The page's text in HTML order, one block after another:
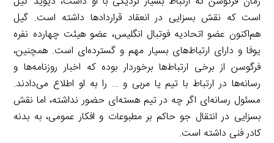
است که نقش بسزایی در انعقاد قراردادها داشته است. گیل
هم‌اکنون عضو اتحادیه فوتبال انگلیس، عضو هیئت چهارده نفره
یوفا و دارای ارتباط‌های بسیار مهم و گسترده‌ای است. همچنین،
فرگوسن از برخی ارتباط‌ها برخوردار بوده که اخبار روزنامه‌ها و
رسانه‌ها در ارتباط با تیم یا مربی و … را به او اطلاع می‌دادند.
مسئول رسانه‌ای اگر چه در تیم هسته‌ای حضور نداشته، اما نقش
بسزایی در انتقال جو حاکم بر مطبوعات و افکار عمومی، به بدنه
کادر فنی داشته است.